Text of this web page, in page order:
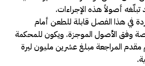
أصولاً هذه الإجراءات.
في هذا الفصل قابلة للطعن أمام
وفق الأصول الموجزة. ويكون للمحكمة
مقدم المراجعة مبلغ عشرين مليون ليرة
.